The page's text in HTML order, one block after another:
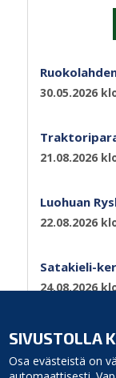
SIVUSTOLLA
Osa evästeistä on
30.05.2026
21.08.2026
Luohuan
22.08.2026
Satakieli-
24.08.2026